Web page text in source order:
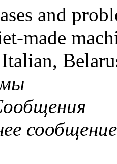
and
made
сообщение